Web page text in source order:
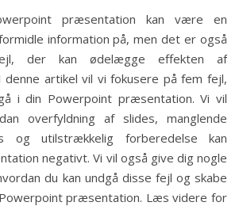
information på, men det er også
der kan ødelægge effekten af
artikel vil vi fokusere på fem fejl,
i din Powerpoint præsentation. Vi vil
overfyldning af slides, manglende
og utilstrækkelig forberedelse kan
negativt. Vi vil også give dig nogle
du kan undgå disse fejl og skabe
præsentation. Læs videre for